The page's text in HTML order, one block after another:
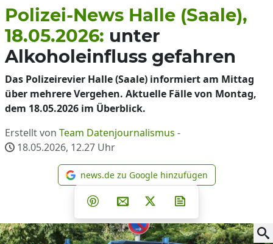
Polizei-News Halle (Saale),
18.05.2026: unter
Alkoholeinfluss gefahren
Das Polizeirevier Halle (Saale) informiert am Mittag
über mehrere Vergehen. Aktuelle Fälle von Montag,
dem 18.05.2026 im Überblick.
Erstellt von Team Datenjournalismus -
18.05.2026, 12.27 Uhr
news.de zu Google
news.de zu Google hinzufügen
Teilen auf Facebook
Teilen auf Whatsapp
Teilen auf Telegram
Teilen auf Pinterest
Per E-Mail teilen
Post auf X